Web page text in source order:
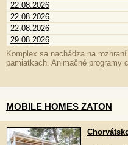
22.08.2026
22.08.2026
22.08.2026
29.08.2026
Komplex sa nachádza na
pamiatkach. Animačné programy
MOBILE HOMES ZATON